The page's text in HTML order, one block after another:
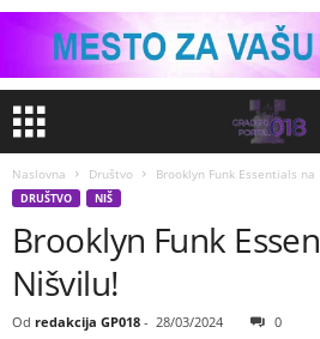
Naslovna Društvo Brooklyn Funk Essentials na
DRUŠTVO NIŠ
Brooklyn Funk
Nišvilu!
Od redakcija GP018 - 28/03/2024 0